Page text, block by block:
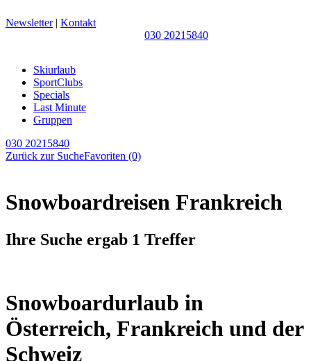
Newsletter| Kontakt
030 20215840
Skiurlaub
SportClubs
Specials
Last Minute
Gruppen
030 20215840
Zurück zur SucheFavoriten (0)
Snowboardreisen Frankreich
Ihre Suche ergab 1 Treffer
Snowboardurlaub in
Österreich, Frankreich und der
Schweiz